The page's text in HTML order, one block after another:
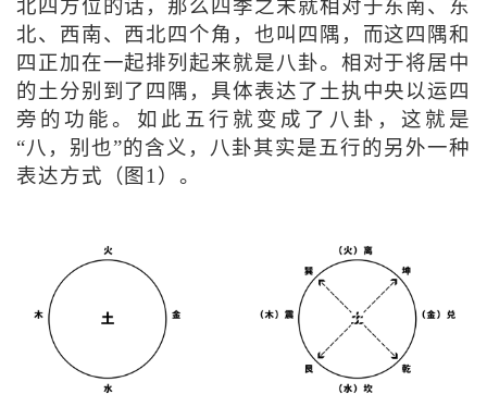
北四方位的话，那么四季之末就相对于东南、东
北、西南、西北四个角，也叫四隅，而这四隅和
四正加在一起排列起来就是八卦。相对于将居中
的土分别到了四隅，具体表达了土执中央以运四
旁的功能。如此五行就变成了八卦，这就是
“八，别也”的含义，八卦其实是五行的另外一种
表达方式（图1）。